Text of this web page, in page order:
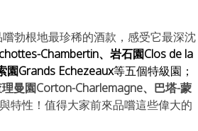
勃根地最珍稀的酒款，感受它最深沈
Chambertin、岩石園Clos de la
園Grands Echezeaux等五個特級園；
曼園Corton-Charlemagne、巴塔-蒙
特性！值得大家前來品嚐這些偉大的